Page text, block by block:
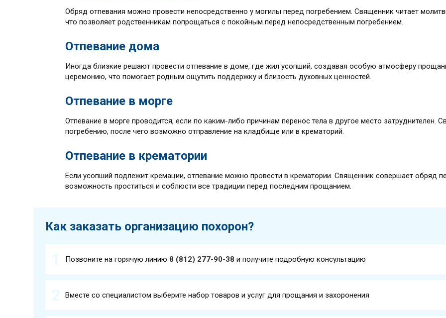
Обряд отпевания можно провести непосредственно у могилы перед погребением. Священник читает
что позволяет родственникам попрощаться с покойным перед непосредственным погребением.
Отпевание дома
Иногда близкие решают провести отпевание в доме, где жил усопший, создавая особую атмосферу
церемонию, что помогает родным ощутить поддержку и близость духовных ценностей.
Отпевание в морге
Отпевание в морге проводится, если по каким-либо причинам перенос тела в другое место затруднителен.
погребению, после чего возможно отправление на кладбище или в крематорий.
Отпевание в крематории
Если усопший подлежит кремации, отпевание можно провести в крематории. Священник совершает обряд
возможность проститься и соблюсти все традиции перед последним прощанием.
Как заказать организацию похорон?
Позвоните на горячую линию 8 (812) 277-90-38 и получите подробную консультацию
Вместе со специалистом выберите набор товаров и услуг для прощания и захоронения